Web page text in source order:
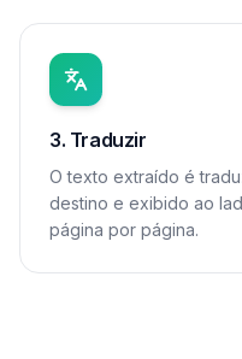
3. Traduzir
O texto extraído é
destino e exibido ao
página por página.